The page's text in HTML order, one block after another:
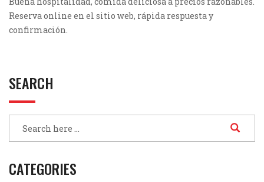
Reserva online en el sitio web, rápida respuesta y
confirmación.
SEARCH
CATEGORIES